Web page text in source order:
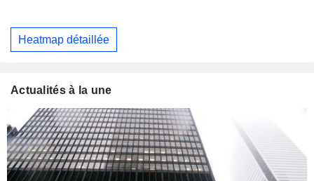
Heatmap détaillée
Actualités à la une